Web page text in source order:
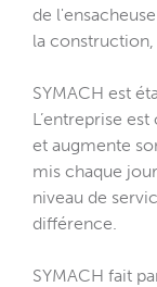
de
la construction,
SYMACH est
L’entreprise
et augmente
mis chaque
niveau de
différence.
SYMACH fait